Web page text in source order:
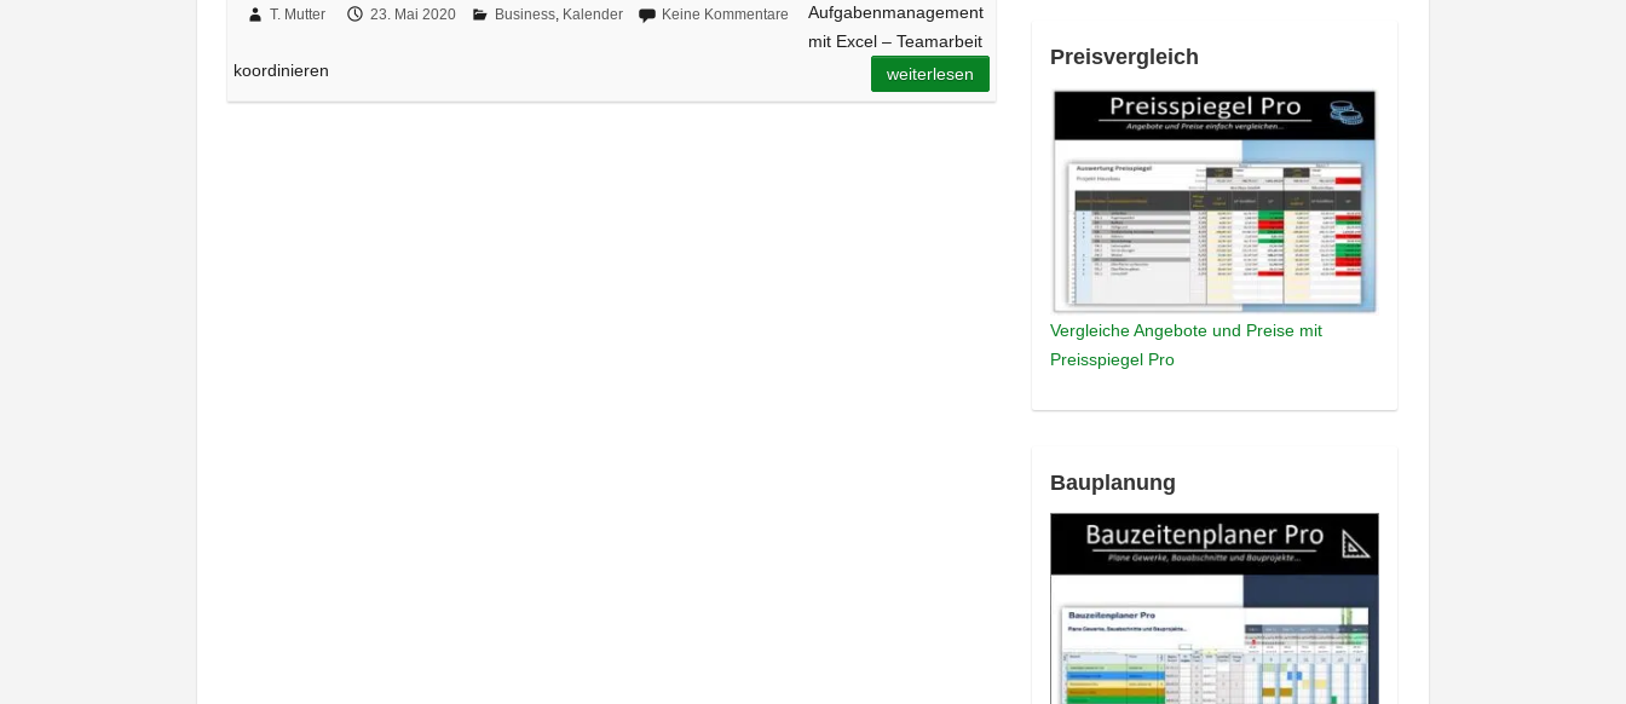
T. Mutter 23. Mai 2020 Business, Kalender Keine Kommentare
Aufgabenmanagement
mit Excel – Teamarbeit
koordinieren
weiterlesen
Preisvergleich
Vergleiche Angebote und Preise mit
Preisspiegel Pro
Bauplanung